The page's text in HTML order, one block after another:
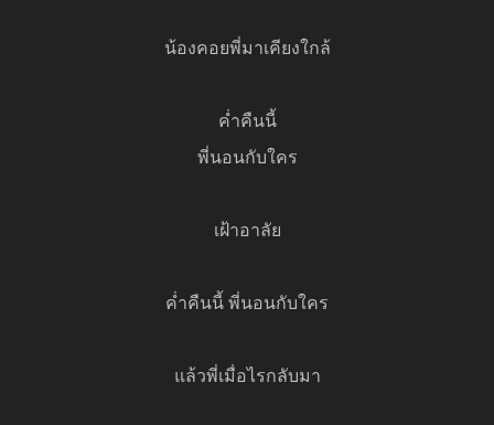
น้องคอยพี่มาเคียงใกล้
ค่ำคืนนี้
พี่นอนกับใคร
เฝ้าอาลัย
ค่ำคืนนี้ พี่นอนกับใคร
แล้วพี่เมื่อไรกลับมา